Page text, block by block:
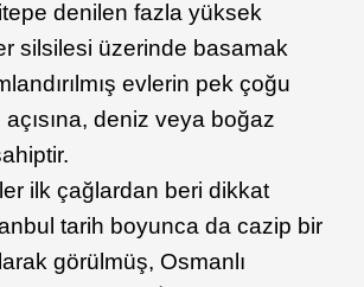
denilen fazla yüksek
silsilesi üzerinde basamak
evlerin pek çoğu
deniz veya boğaz
ilk çağlardan beri dikkat
tarih boyunca da cazip bir
görülmüş, Osmanlı